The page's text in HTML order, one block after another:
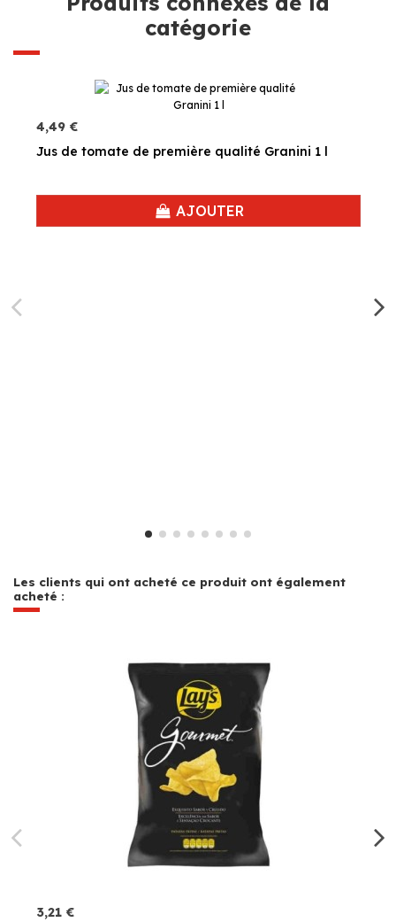
catégorie
4,49 €
Jus de tomate de première qualité Granini 1 l
AJOUTER
Les clients qui ont acheté ce produit ont également
acheté :
3,21 €